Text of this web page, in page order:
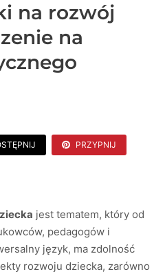
na rozwój
na
PRZYPNIJ
jest tematem, który od
pedagogów i
język, ma zdolność
rozwoju dziecka, zarówno